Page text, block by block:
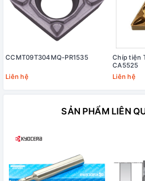
CCMT09T304MQ-PR1535
Liên hệ
Chíp tiện
CA5525
Liên hệ
SẢN PHẨM LIÊN